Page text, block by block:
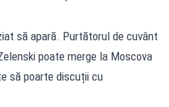
să apară. Purtătorul de cuvânt
poate merge la Moscova
să poarte discuții cu